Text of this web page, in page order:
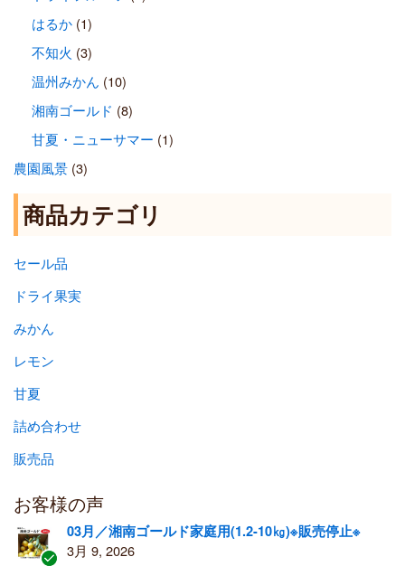
はるか(1)
不知火 (3)
温州みかん (10)
湘南ゴールド (8)
甘夏・ニューサマー (1)
農園風景(3)
商品カテゴリ
セール品
ドライ果実
みかん
レモン
甘夏
詰め合わせ
販売品
お客様の声
03月／湘南ゴールド家庭用(1.2-10㎏)※販売停止※
3月 9, 2026